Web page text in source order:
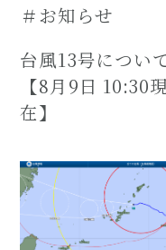
＃お知らせ
台風13号につい
【8月9日 10:30現
在】